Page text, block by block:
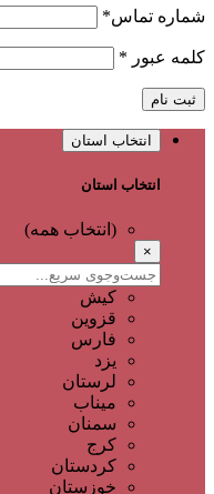
شماره تماس*
کلمه عبور *
ثبت نام
انتخاب استان
انتخاب استان
(انتخاب همه)
×
کیش
قزوین
فارس
یزد
لرستان
میناب
سمنان
کرج
کردستان
خوزستان